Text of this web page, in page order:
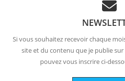
Si vous souhaitez recevoir chaque
site et du contenu que je publie sur
pouvez vous inscrire ci-